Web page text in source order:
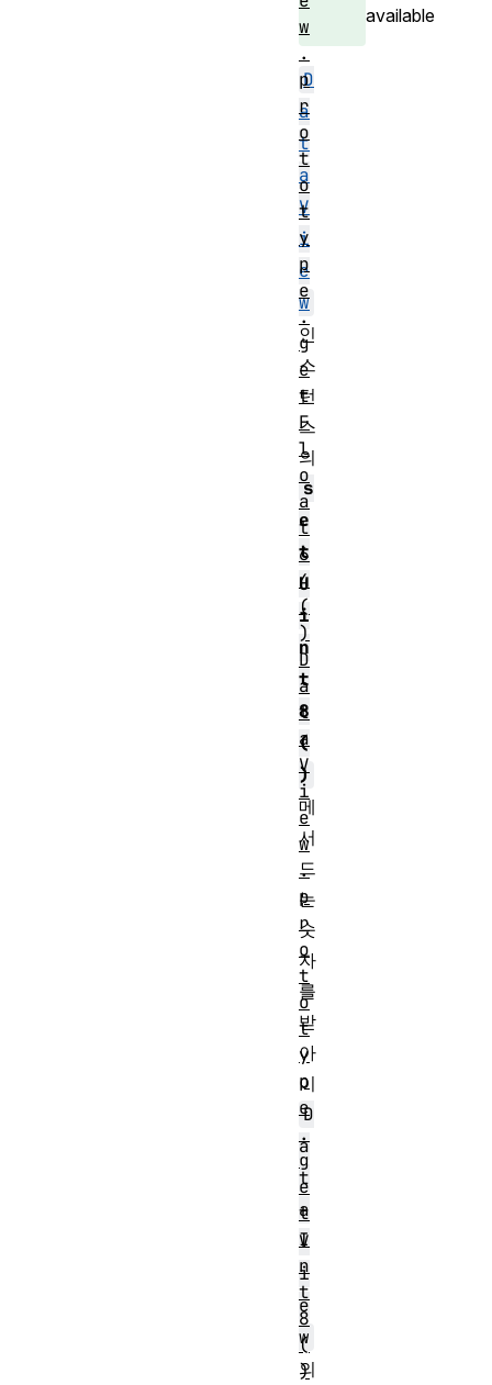
available
D
a
t
a
V
i
e
w
인
스
턴
스
의
s
e
t
U
i
n
t
8
(
)
메
서
드
는
숫
자
를
받
아
이
D
a
t
a
V
i
e
w
의
w
.
p
r
o
t
o
t
y
p
e
.
g
e
t
F
l
o
a
t
6
4
(
)
D
a
t
a
V
i
e
w
.
p
r
o
t
o
t
y
p
e
.
g
e
t
I
n
t
8
(
)